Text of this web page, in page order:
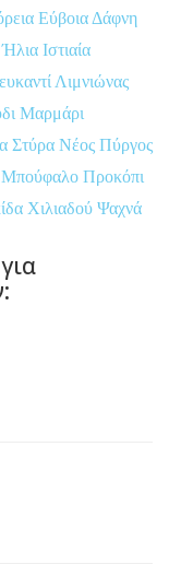
Εύβοια Δάφνη
Ήλια Ιστιαία
Λιμνιώνας
Μαρμάρι
Στύρα Νέος Πύργος
Προκόπι
Χιλιαδού Ψαχνά